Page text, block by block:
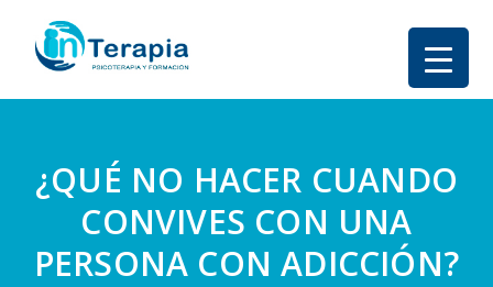
¿QUÉ NO HACER CUANDO
CONVIVES CON UNA
PERSONA CON ADICCIÓN?